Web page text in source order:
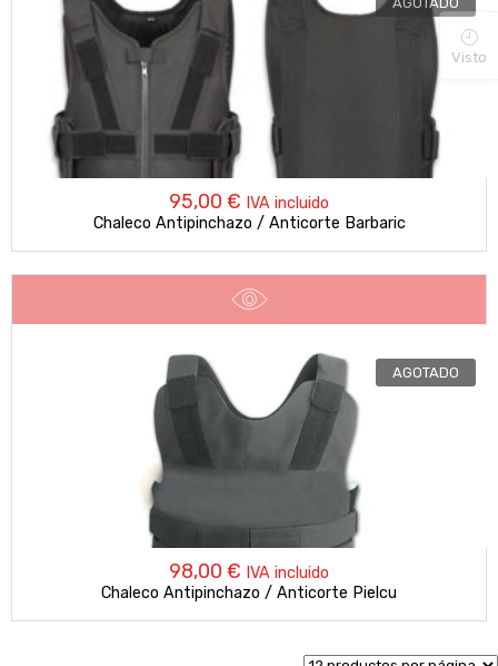
95,00 € IVA incluido
Chaleco Antipinchazo / Anticorte Barbaric
AGOTADO
98,00 € IVA incluido
Chaleco Antipinchazo / Anticorte Pielcu
Visto